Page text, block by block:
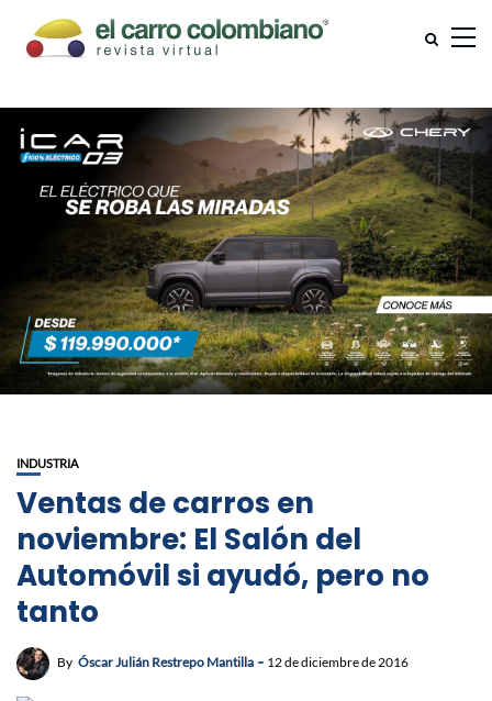
INDUSTRIA
Ventas de carros en
noviembre: El Salón del
Automóvil si ayudó, pero no
tanto
By Óscar Julián Restrepo Mantilla 12 de diciembre de 2016